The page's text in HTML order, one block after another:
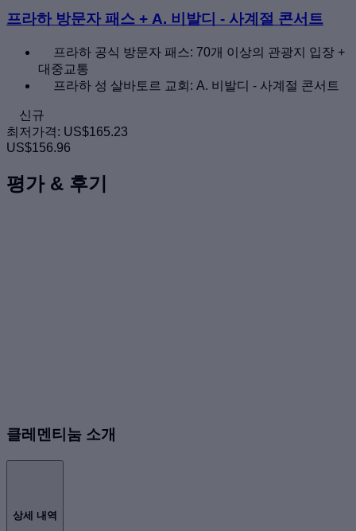
프라하 방문자 패스 + A. 비발디 - 사계절 콘서트
프라하 공식 방문자 패스: 70개 이상의 관광지 입장 +
대중교통
프라하 성 살바토르 교회: A. 비발디 - 사계절 콘서트
신규
최저가격: US$165.23
US$156.96
평가 & 후기
클레멘티눔 소개
상세 내역